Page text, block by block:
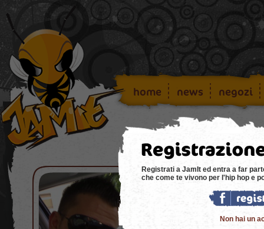
home news negozi
Good
Buongiorno a tutti!!!!!!!!!11
Registrati a JamIt ed entra a far
che come te vivono per l'hip hop e
Non hai un